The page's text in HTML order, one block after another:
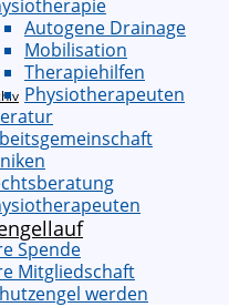
Autogene Drainage
Mobilisation
Therapiehilfen
Physiotherapeuten
Spende
Mitgliedschaft
werden